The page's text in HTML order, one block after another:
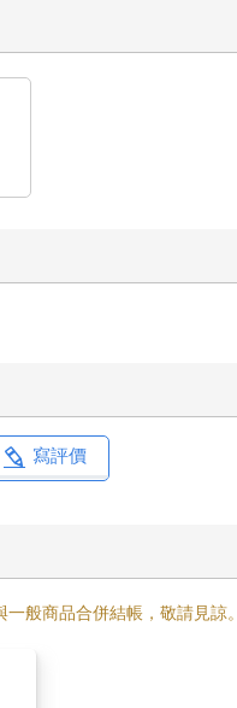
寫評價
般商品合併結帳，敬請見諒。